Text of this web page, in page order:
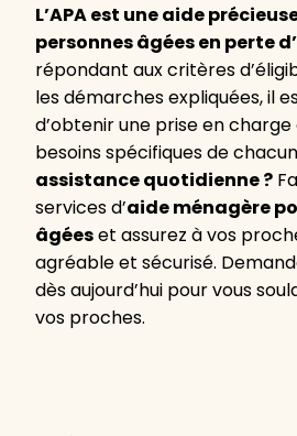
L’APA est une aide
personnes âgées en perte
répondant aux critères
les démarches expliquées, il
d’obtenir une prise en
besoins spécifiques de
assistance quotidienne ?
services d’aide ménagère
âgéeset assurez à vos
agréable et sécurisé.
dès aujourd’hui pour vous
vos proches.